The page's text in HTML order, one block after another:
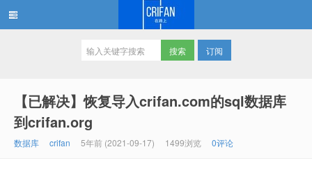
订阅
【已解决】恢复导入crifan.com的sql数据库
到crifan.org
数据库 crifan 5年前 (2021-09-17) 1499浏览 0评论